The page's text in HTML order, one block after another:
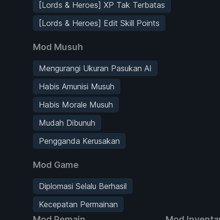
[Lords & Heroes] XP Tak Terbatas
[Lords & Heroes] Edit Skill Points
Mod Musuh
Mengurangi Ukuran Pasukan AI
Habis Amunisi Musuh
Habis Morale Musuh
Mudah Dibunuh
Pengganda Kerusakan
Mod Game
Diplomasi Selalu Berhasil
Kecepatan Permainan